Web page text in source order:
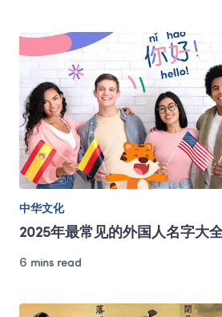
中华文化
2025年最常见的外国人名字大
6 mins read